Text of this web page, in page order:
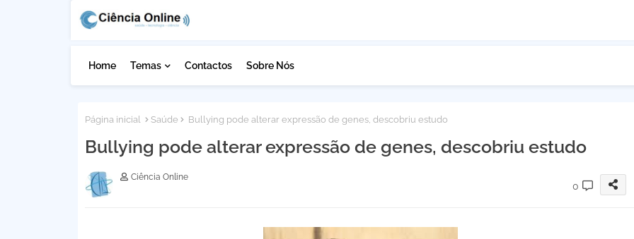
Home Temas Contactos Sobre Nós
Página inicial Saúde Bullying pode alterar expressão de genes, descobriu estudo
Bullying pode alterar expressão de genes, descobriu estudo
Ciência Online
0